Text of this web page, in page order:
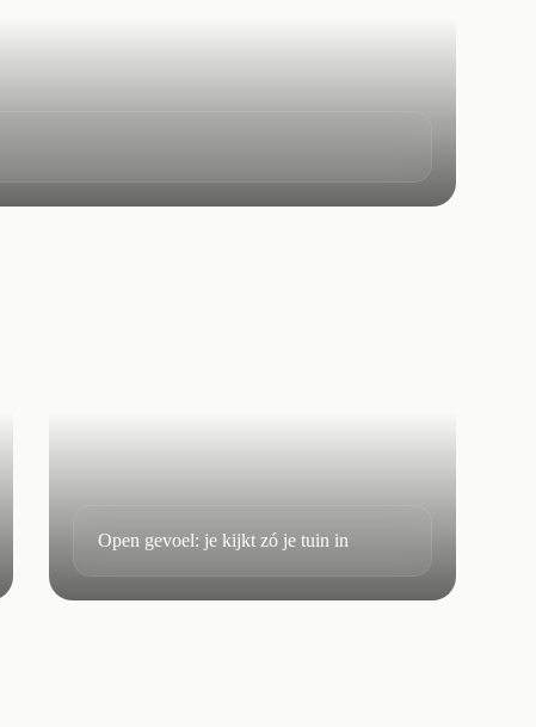
Open gevoel: je kijkt zó je tuin in